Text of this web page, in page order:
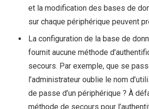
et la modification des bases de
sur chaque périphérique peuvent
La configuration de la base de
fournit aucune méthode
secours. Par exemple, que se
l’administrateur oublie le nom
de passe d’un périphérique ? À
méthode de secours pour